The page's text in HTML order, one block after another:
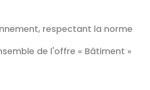
respectant la norme
de l'offre « Bâtiment »